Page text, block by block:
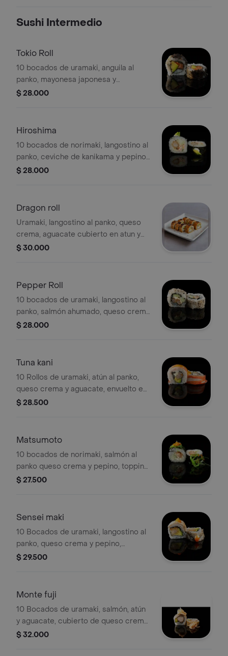
Sushi Intermedio
Tokio Roll
10 bocados de uramaki, anguila al
panko, mayonesa japonesa y
aguacate, envuelto en ajonjolí negro.
$ 28.000
Hiroshima
10 bocados de norimaki, langostino al
panko, ceviche de kanikama y pepino,
topping de chile dulce y aguacate.
$ 28.000
Dragon roll
Uramaki, langostino al panko, queso
crema, aguacate cubierto en atun y
ajonjoli negro
$ 30.000
Pepper Roll
10 bocados de uramaki, langostino al
panko, salmón ahumado, queso crema
y pepino, envuelto en 3 pimientas.
$ 28.000
Tuna kani
10 Rollos de uramaki, atún al panko,
queso crema y aguacate, envuelto en
kanikama y salsa de maracuyá.
$ 28.500
Matsumoto
10 bocados de norimaki, salmón al
panko queso crema y pepino, topping
de wakame y masago.
$ 27.500
Sensei maki
10 Bocados de uramaki, langostino al
panko, queso crema y pepino,
cubierto de piel de salmón, topping
$ 29.500
Monte fuji
10 Bocados de uramaki, salmón, atún
y aguacate, cubierto de queso crema
y ensalada de kanikama, topping de
$ 32.000